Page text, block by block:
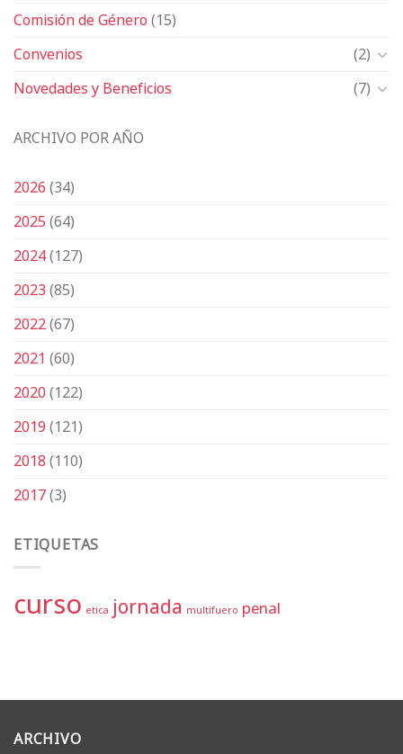
Comisión de Género(15)
Convenios
(2)
Novedades y Beneficios
(7)
ARCHIVO POR AÑO
2026(34)
2025(64)
2024(127)
2023(85)
2022(67)
2021 (60)
2020(122)
2019(121)
2018(110)
2017(3)
ETIQUETAS
curso etica jornada multifuero penal
ARCHIVO